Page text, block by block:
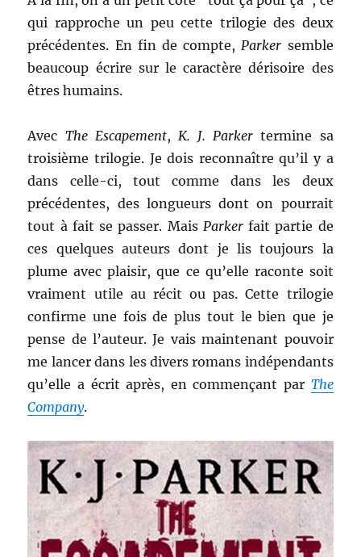
qui rapproche un peu cette trilogie des deux
précédentes. En fin de compte,Parker semble
beaucoup écrire sur le caractère dérisoire des
êtres humains.
Avec The Escapement, K. J. Parker termine sa
troisième trilogie. Je dois reconnaître qu’il y a
dans celle-ci, tout comme dans les deux
précédentes, des longueurs dont on pourrait
tout à fait se passer. Mais Parkerfait partie de
ces quelques auteurs dont je lis toujours la
plume avec plaisir, que ce qu’elle raconte soit
vraiment utile au récit ou pas. Cette trilogie
confirme une fois de plus tout le bien que je
pense de l’auteur. Je vais maintenant pouvoir
me lancer dans les divers romans indépendants
qu’elle a écrit après, en commençant par The
Company.